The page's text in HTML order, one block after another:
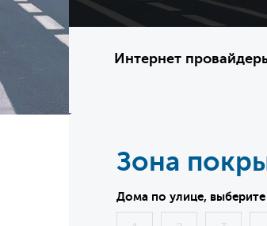
Интернет
Зона
Дома по улице, выберите